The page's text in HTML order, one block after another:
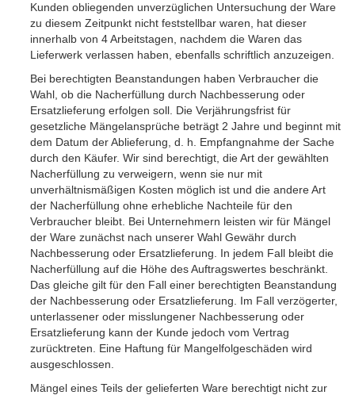
Kunden obliegenden unverzüglichen Untersuchung der Ware
zu diesem Zeitpunkt nicht feststellbar waren, hat dieser
innerhalb von 4 Arbeitstagen, nachdem die Waren das
Lieferwerk verlassen haben, ebenfalls schriftlich anzuzeigen.
Bei berechtigten Beanstandungen haben Verbraucher die
Wahl, ob die Nacherfüllung durch Nach­besserung oder
Ersatzlieferung erfolgen soll. Die Verjährungsfrist für
gesetzliche Mängelansprüche beträgt 2 Jahre und beginnt mit
dem Datum der Ablieferung, d. h. Empfangnahme der Sache
durch den Käufer. Wir sind berechtigt, die Art der gewählten
Nacherfüllung zu verweigern, wenn sie nur mit
unverhältnismäßigen Kosten möglich ist und die andere Art
der Nacherfüllung ohne erhebliche Nachteile für den
Verbraucher bleibt. Bei Unternehmern leisten wir für Mängel
der Ware zunächst nach unserer Wahl Gewähr durch
Nachbesserung oder Ersatzlieferung. In jedem Fall bleibt die
Nacherfüllung auf die Höhe des Auftragswertes beschränkt.
Das gleiche gilt für den Fall einer berechtigten Beanstandung
der Nachbesserung oder Ersatzlieferung. Im Fall verzögerter,
unter­lassener oder misslungener Nachbesserung oder
Ersatzlieferung kann der Kunde jedoch vom Vertrag
zurücktreten. Eine Haftung für Mangelfolgeschäden wird
ausgeschlossen.
Mängel eines Teils der gelieferten Ware berechtigt nicht zur